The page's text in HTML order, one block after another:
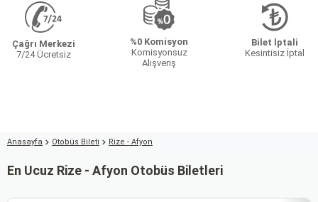
Çağrı Merkezi
7/24 Ücretsiz
%0 Komisyon
Komisyonsuz
Alışveriş
Bilet İptali
Kesintisiz İptal
Anasayfa Otobüs Bileti Rize - Afyon
En Ucuz Rize - Afyon Otobüs Biletleri